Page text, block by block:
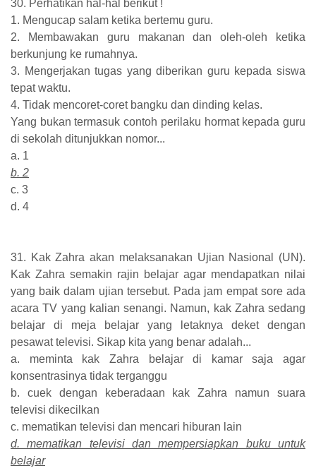
30. Perhatikan hal-hal berikut !
1. Mengucap salam ketika bertemu guru.
2. Membawakan guru makanan dan oleh-oleh ketika
berkunjung ke rumahnya.
3. Mengerjakan tugas yang diberikan guru kepada siswa
tepat waktu.
4. Tidak mencoret-coret bangku dan dinding kelas.
Yang bukan termasuk contoh perilaku hormat kepada guru
di sekolah ditunjukkan nomor...
a. 1
b. 2
c. 3
d. 4
31. Kak Zahra akan melaksanakan Ujian Nasional (UN).
Kak Zahra semakin rajin belajar agar mendapatkan nilai
yang baik dalam ujian tersebut. Pada jam empat sore ada
acara TV yang kalian senangi. Namun, kak Zahra sedang
belajar di meja belajar yang letaknya deket dengan
pesawat televisi. Sikap kita yang benar adalah...
a. meminta kak Zahra belajar di kamar saja agar
konsentrasinya tidak terganggu
b. cuek dengan keberadaan kak Zahra namun suara
televisi dikecilkan
c. mematikan televisi dan mencari hiburan lain
d. mematikan televisi dan mempersiapkan buku untuk
belajar